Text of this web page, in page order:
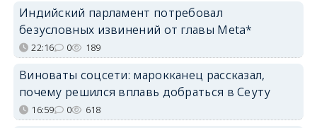
Индийский парламент потребовал
безусловных извинений от главы Meta*
22:16 0 189
Виноваты соцсети: марокканец рассказал,
почему решился вплавь добраться в Сеуту
16:59 0 618